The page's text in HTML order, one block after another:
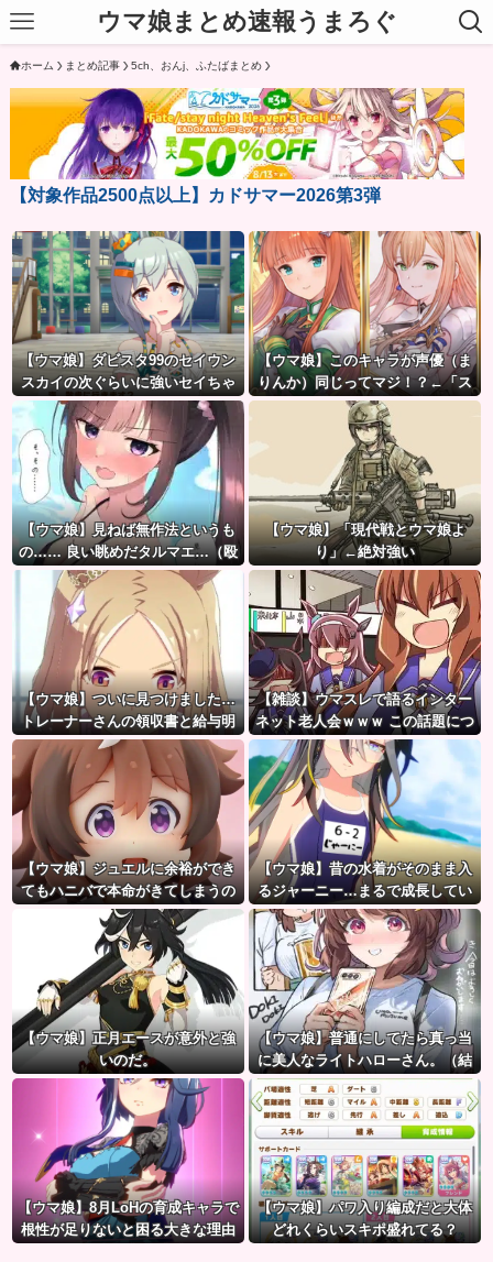
ウマ娘まとめ速報うまろぐ
ホーム まとめ記事 5ch、おんj、ふたばまとめ
【対象作品2500点以上】カドサマー2026第3弾
【ウマ娘】ダビスタ99のセイウン
スカイの次ぐらいに強いセイちゃ
ん。
【ウマ娘】このキャラが声優（ま
りんか）同じってマジ！？←「ス
ズカさんみたいな演技の方がレア
だと聞いて驚いたよ」
【ウマ娘】見ねば無作法というも
の…… 良い眺めだタルマエ…（殴
【ウマ娘】「現代戦とウマ娘よ
り」←絶対強い
【ウマ娘】ついに見つけました…
トレーナーさんの領収書と給与明
細！！
【雑談】ウマスレで語るインター
ネット老人会ｗｗｗ この話題につ
いていけないってマジ…！？
【ウマ娘】ジュエルに余裕ができ
てもハニバで本命がきてしまうの
だ。
【ウマ娘】昔の水着がそのまま入
るジャーニー…まるで成長してい
ない！？
【ウマ娘】正月エースが意外と強
いのだ。
【ウマ娘】普通にしてたら真っ当
に美人なライトハローさん。（結
局飲んでしまう）
【ウマ娘】8月LoHの育成キャラで
根性が足りないと困る大きな理由
【ウマ娘】パワ入り編成だと大体
どれくらいスキポ盛れてる？